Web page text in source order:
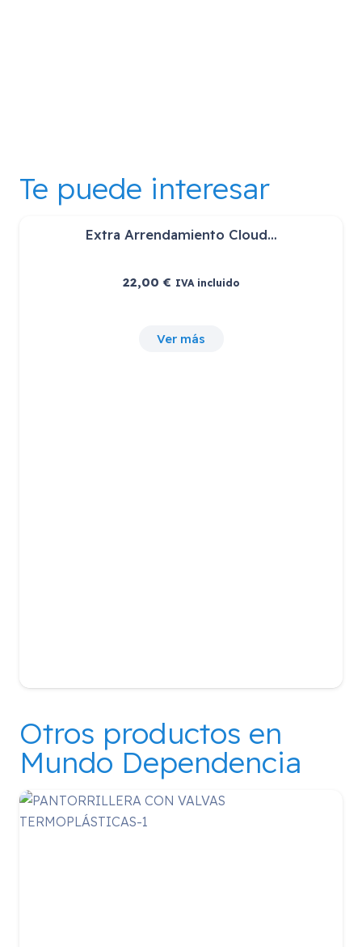
Te puede interesar
Extra Arrendamiento Cloud…
22,00€ IVA incluido
Ver más
Otros productos en
Mundo Dependencia